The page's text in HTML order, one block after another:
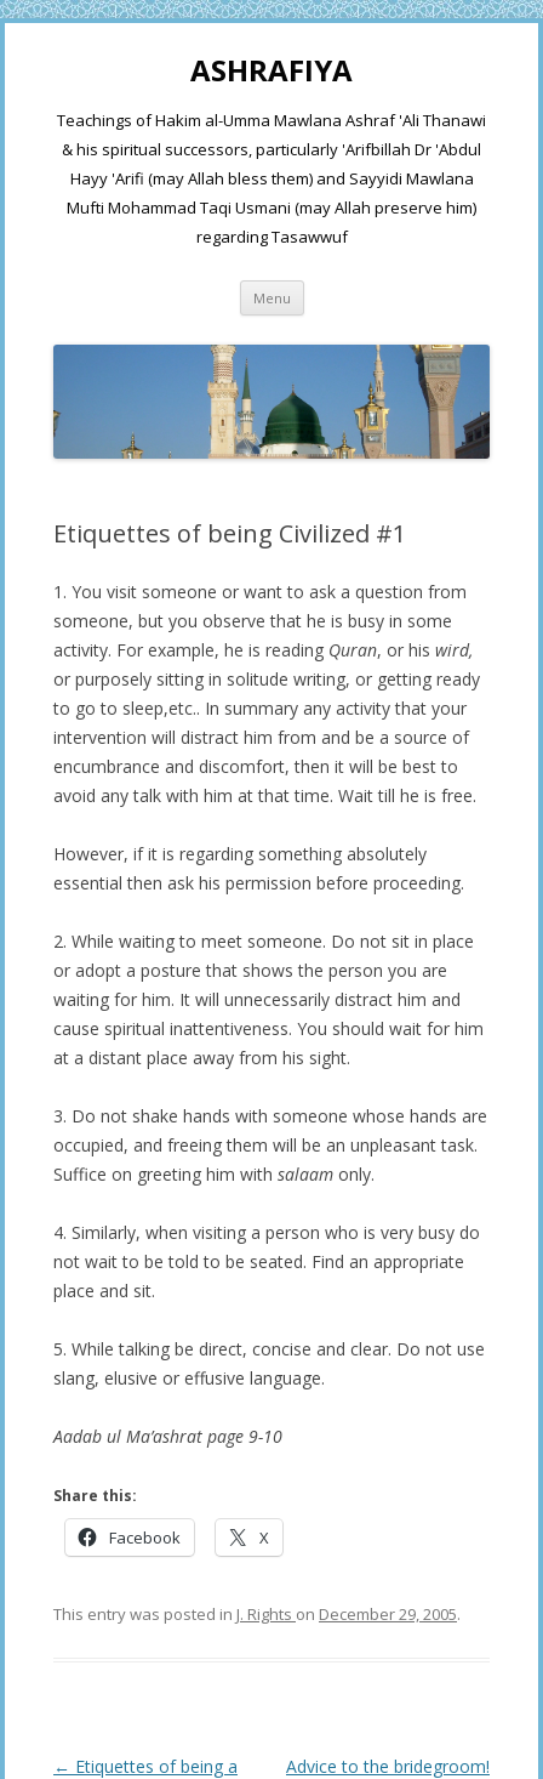
ASHRAFIYA
Teachings of Hakim al-Umma Mawlana Ashraf 'Ali Thanawi
& his spiritual successors, particularly 'Arifbillah Dr 'Abdul
Hayy 'Arifi (may Allah bless them) and Sayyidi Mawlana
Mufti Mohammad Taqi Usmani (may Allah preserve him)
regarding Tasawwuf
Menu Skip
content
Etiquettes of being Civilized #1
1. You visit someone or want to ask a question from
someone, but you observe that he is busy in some
activity. For example, he is reading Quran, or his wird,
or purposely sitting in solitude writing, or getting ready
to go to sleep,etc.. In summary any activity that your
intervention will distract him from and be a source of
encumbrance and discomfort, then it will be best to
avoid any talk with him at that time. Wait till he is free.
However, if it is regarding something absolutely
essential then ask his permission before proceeding.
2. While waiting to meet someone. Do not sit in place
or adopt a posture that shows the person you are
waiting for him. It will unnecessarily distract him and
cause spiritual inattentiveness. You should wait for him
at a distant place away from his sight.
3. Do not shake hands with someone whose hands are
occupied, and freeing them will be an unpleasant task.
Suffice on greeting him with salaam only.
4. Similarly, when visiting a person who is very busy do
not wait to be told to be seated. Find an appropriate
place and sit.
5. While talking be direct, concise and clear. Do not use
slang, elusive or effusive language.
Aadab ul Ma’ashrat page 9-10
Share this:
Facebook X
This entry was posted in J. Rights on December 29, 2005.
Post
← Etiquettes of being a
Advice to the bridegroom!